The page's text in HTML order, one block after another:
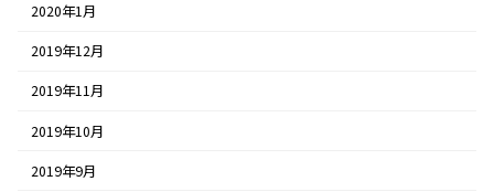
2020年1月
2019年12月
2019年11月
2019年10月
2019年9月